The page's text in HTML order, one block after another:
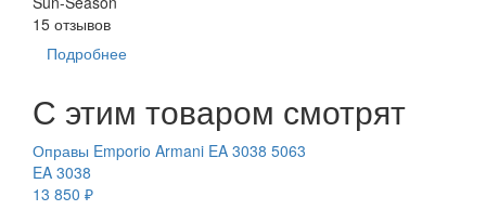
15 отзывов
Подробнее
С этим товаром смотрят
Оправы Emporio Armani EA 3038 5063
EA 3038
13 850 ₽